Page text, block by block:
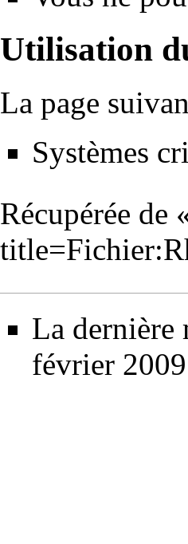
Utilisation
La page
Systèmes
Récupérée de
La dernière
février